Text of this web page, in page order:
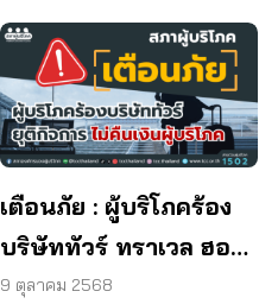
เตือนภัย : ผู้บริโภคร้อง
บริษัททัวร์ ทราเวล ฮอลิ
เดย์ ยุติกิจการ ไม่คืนเงิน
9 ตุลาคม 2568